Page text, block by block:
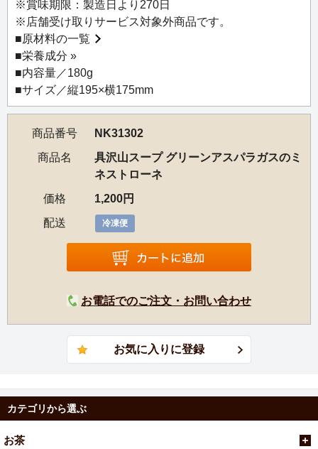
【お召し上がり方】
袋のまま沸騰したたっぷりのお湯で4～4.5分間温めてお召
し上がりください。
※袋のまま電子レンジには入れないでください。
※解凍後はお早めにお召し上がりください。
※賞味期限：製造日より270日
※店舗受け取りサービス対象外商品です。
■原材料の一覧
■栄養成分 »
■内容量／180g
■サイズ／縦195×横175mm
商品番号
NK31302
商品名
具沢山スープ グリーンアスパラガスのミ
ネストローネ
価格
1,200円
配送
冷凍便
お電話でのご注文・お問い合わせ
カテゴリから選ぶ
お茶